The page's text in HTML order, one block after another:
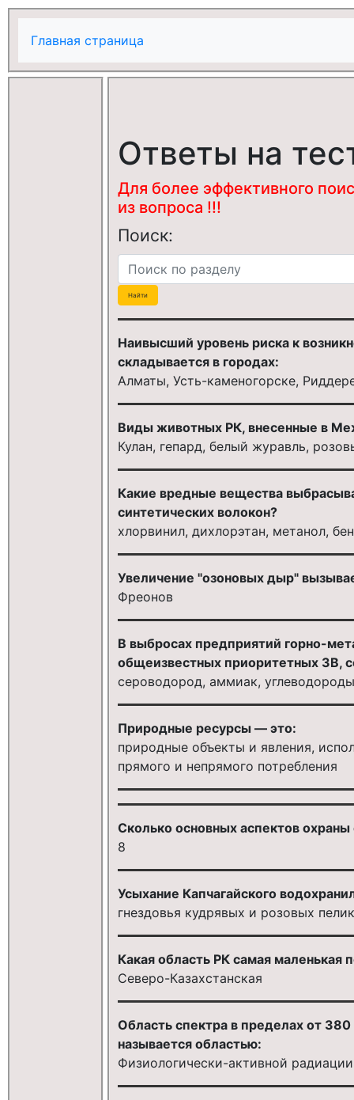
Главная страница
Ответы на
Для более эффективного
из вопроса !!!
Поиск:
Наивысший уровень риска к
складывается в городах:
Алматы, Усть-каменогорске,
Виды животных РК, внесенные в
Кулан, гепард, белый журавль,
Какие вредные вещества
синтетических волокон?
хлорвинил, дихлорэтан, метанол,
Увеличение "озоновых дыр"
Фреонов
В выбросах предприятий горно-
общеизвестных приоритетных ЗВ,
сероводород, аммиак,
Природные ресурсы — это:
природные объекты и явления,
прямого и непрямого потребления
Сколько основных аспектов
8
Усыхание Капчагайского
гнездовья кудрявых и розовых
Какая область РК самая маленькая
Северо-Казахстанская
Область спектра в пределах от
называется областью:
Физиологически-активной радиации